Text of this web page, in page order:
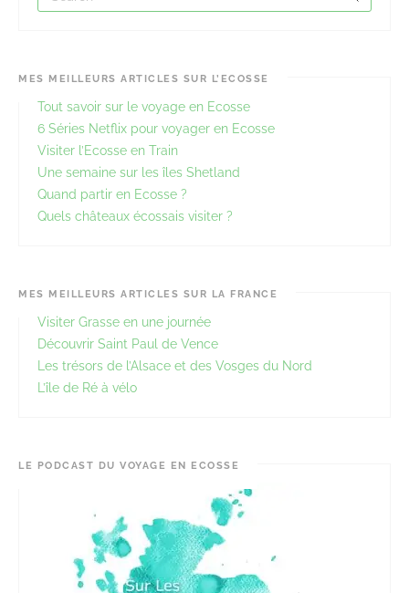
MES MEILLEURS ARTICLES SUR L’ECOSSE
Tout savoir sur le voyage en Ecosse
6 Séries Netflix pour voyager en Ecosse
Visiter l’Ecosse en Train
Une semaine sur les îles Shetland
Quand partir en Ecosse ?
Quels châteaux écossais visiter ?
MES MEILLEURS ARTICLES SUR LA FRANCE
Visiter Grasse en une journée
Découvrir Saint Paul de Vence
Les trésors de l’Alsace et des Vosges du Nord
L’île de Ré à vélo
LE PODCAST DU VOYAGE EN ECOSSE